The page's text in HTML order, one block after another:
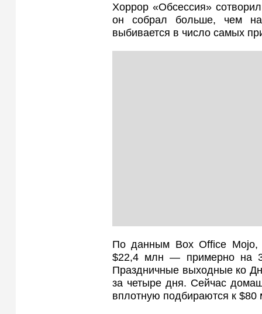
Хоррор «Обсессия»
он собрал больше, чем
выбивается в число самых
По данным Box Office Mojo,
$22,4 млн — примерно на
Праздничные выходные ко
за четыре дня. Сейчас
вплотную подбираются к $80